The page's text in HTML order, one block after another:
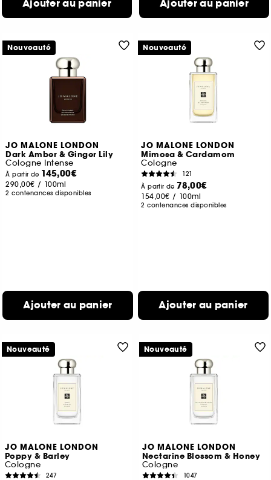
Ajouter au panier Ajouter au panier
JO MALONE LONDON
Dark Amber & Ginger Lily
Cologne Intense
À partir de 145,00€
290,00€ / 100ml
2 contenances disponibles
Ajouter au panier
Nouveauté
JO MALONE LONDON
Mimosa & Cardamom
Cologne
121
À partir de 78,00€
154,00€ / 100ml
2 contenances disponibles
Ajouter au panier
Nouveauté
JO MALONE LONDON
Poppy & Barley
Cologne
247
Nouveauté
JO MALONE LONDON
Nectarine Blossom & Honey
Cologne
1047
Nouveauté